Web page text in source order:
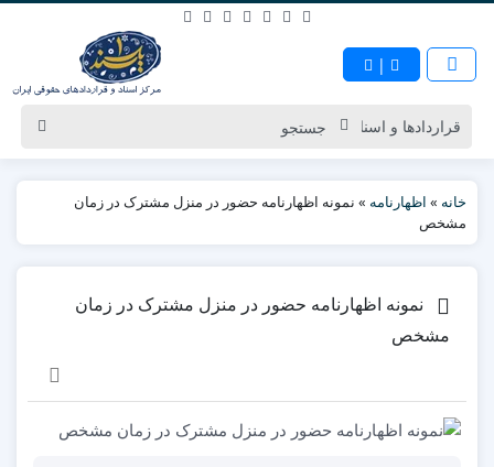
|
خانه » اظهارنامه » نمونه اظهارنامه حضور در منزل مشترک در زمان
مشخص
نمونه اظهارنامه حضور در منزل مشترک در زمان
مشخص